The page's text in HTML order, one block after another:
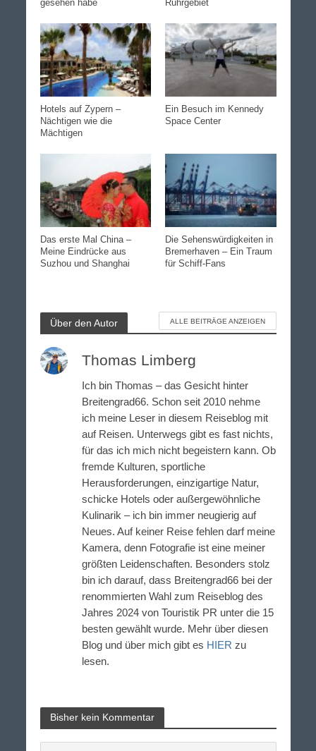
gesehen habe
Ruhrgebiet
Hotels auf Zypern –
Nächtigen wie die
Mächtigen
Ein Besuch im Kennedy
Space Center
Das erste Mal China –
Meine Eindrücke aus
Suzhou und Shanghai
Die Sehenswürdigkeiten in
Bremerhaven – Ein Traum
für Schiff-Fans
Über den Autor ALLE BEITRÄGE ANZEIGEN
Thomas Limberg
Ich bin Thomas – das Gesicht hinter
Breitengrad66. Schon seit 2010 nehme
ich meine Leser in diesem Reiseblog mit
auf Reisen. Unterwegs gibt es fast nichts,
für das ich mich nicht begeistern kann. Ob
fremde Kulturen, sportliche
Herausforderungen, einzigartige Natur,
schicke Hotels oder außergewöhnliche
Kulinarik – ich bin immer neugierig auf
Neues. Auf keiner Reise fehlen darf meine
Kamera, denn Fotografie ist eine meiner
größten Leidenschaften. Besonders stolz
bin ich darauf, dass Breitengrad66 bei der
renommierten Wahl zum Reiseblog des
Jahres 2024 von Touristik PR unter die 15
besten gewählt wurde. Mehr über diesen
Blog und über mich gibt es HIER zu
lesen.
Bisher kein Kommentar